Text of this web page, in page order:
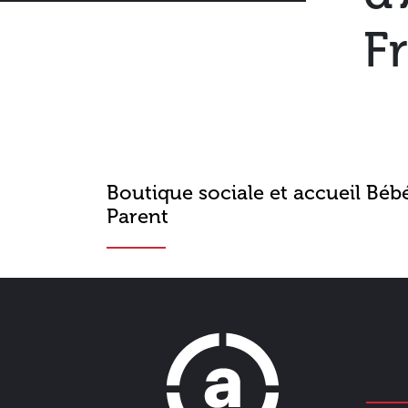
Boutique sociale et accueil
Parent